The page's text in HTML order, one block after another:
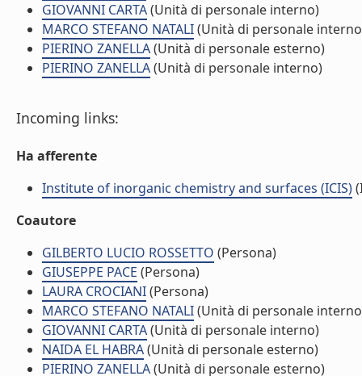
GIOVANNI CARTA(Unità di personale interno)
MARCO STEFANO NATALI(Unità di personale
PIERINO ZANELLA(Unità di personale esterno)
PIERINO ZANELLA(Unità di personale interno)
Incoming links:
Ha afferente
Institute of inorganic chemistry and surfaces (ICIS)
Coautore
GILBERTO LUCIO ROSSETTO (Persona)
GIUSEPPE PACE (Persona)
LAURA CROCIANI(Persona)
MARCO STEFANO NATALI(Unità di personale
GIOVANNI CARTA(Unità di personale interno)
NAIDA EL HABRA(Unità di personale esterno)
PIERINO ZANELLA(Unità di personale esterno)